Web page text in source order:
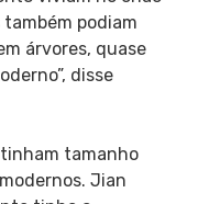
podiam
árvores, quase
disse
tamanho
Jian